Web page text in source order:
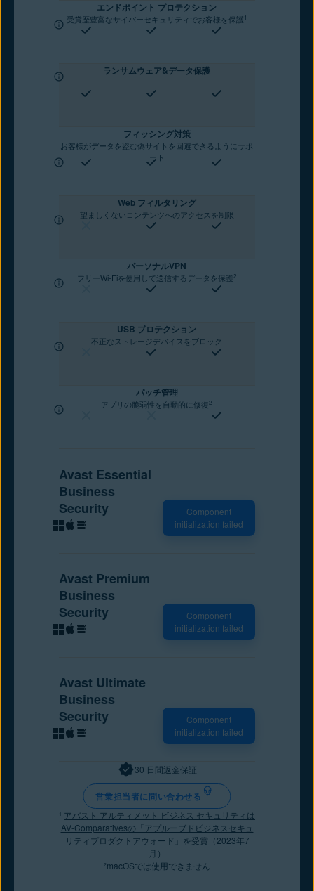
エンドポイント プロテクション
受賞歴豊富なサイバーセキュリティでお客様を保護 1
ランサムウェア&データ保護
フィッシング対策
お客様がデータを盗む偽サイトを回避できるようにサポ
ート
Web フィルタリング
望ましくないコンテンツへのアクセスを制限
パーソナルVPN
フリーWi-Fiを使用して送信するデータを保護2
USB プロテクション
不正なストレージデバイスをブロック
パッチ管理
アプリの脆弱性を自動的に修復2
30 日間返金保証
営業担当者に問い合わせる
¹ アバスト アルティメット ビジネス セキュリティは
AV-Comparativesの「アプルーブドビジネスセキュ
リティプロダクトアウォード」を受賞 （2023年7
月）
²macOSでは使用できません
Avast Essential
Business
Security
Component
initialization failed
Avast Premium
Business
Security
Component
initialization failed
Avast Ultimate
Business
Security
Component
initialization failed